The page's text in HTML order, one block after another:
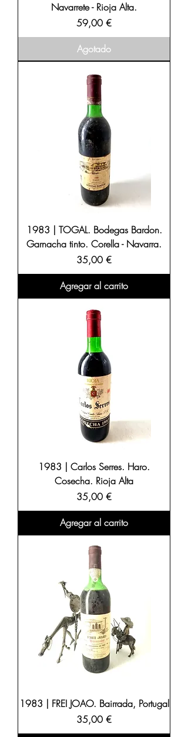
Navarrete - Rioja Alta.
Precio
59,00 €
Agotado
1983 | TOGAL. Bodegas Bardon.
Garnacha tinto. Corella - Navarra.
Precio
35,00 €
Agregar al carrito
1983 | Carlos Serres. Haro.
Cosecha. Rioja Alta
Precio
35,00 €
Agregar al carrito
1983 | FREI JOAO. Bairrada, Portugal
Precio
35,00 €